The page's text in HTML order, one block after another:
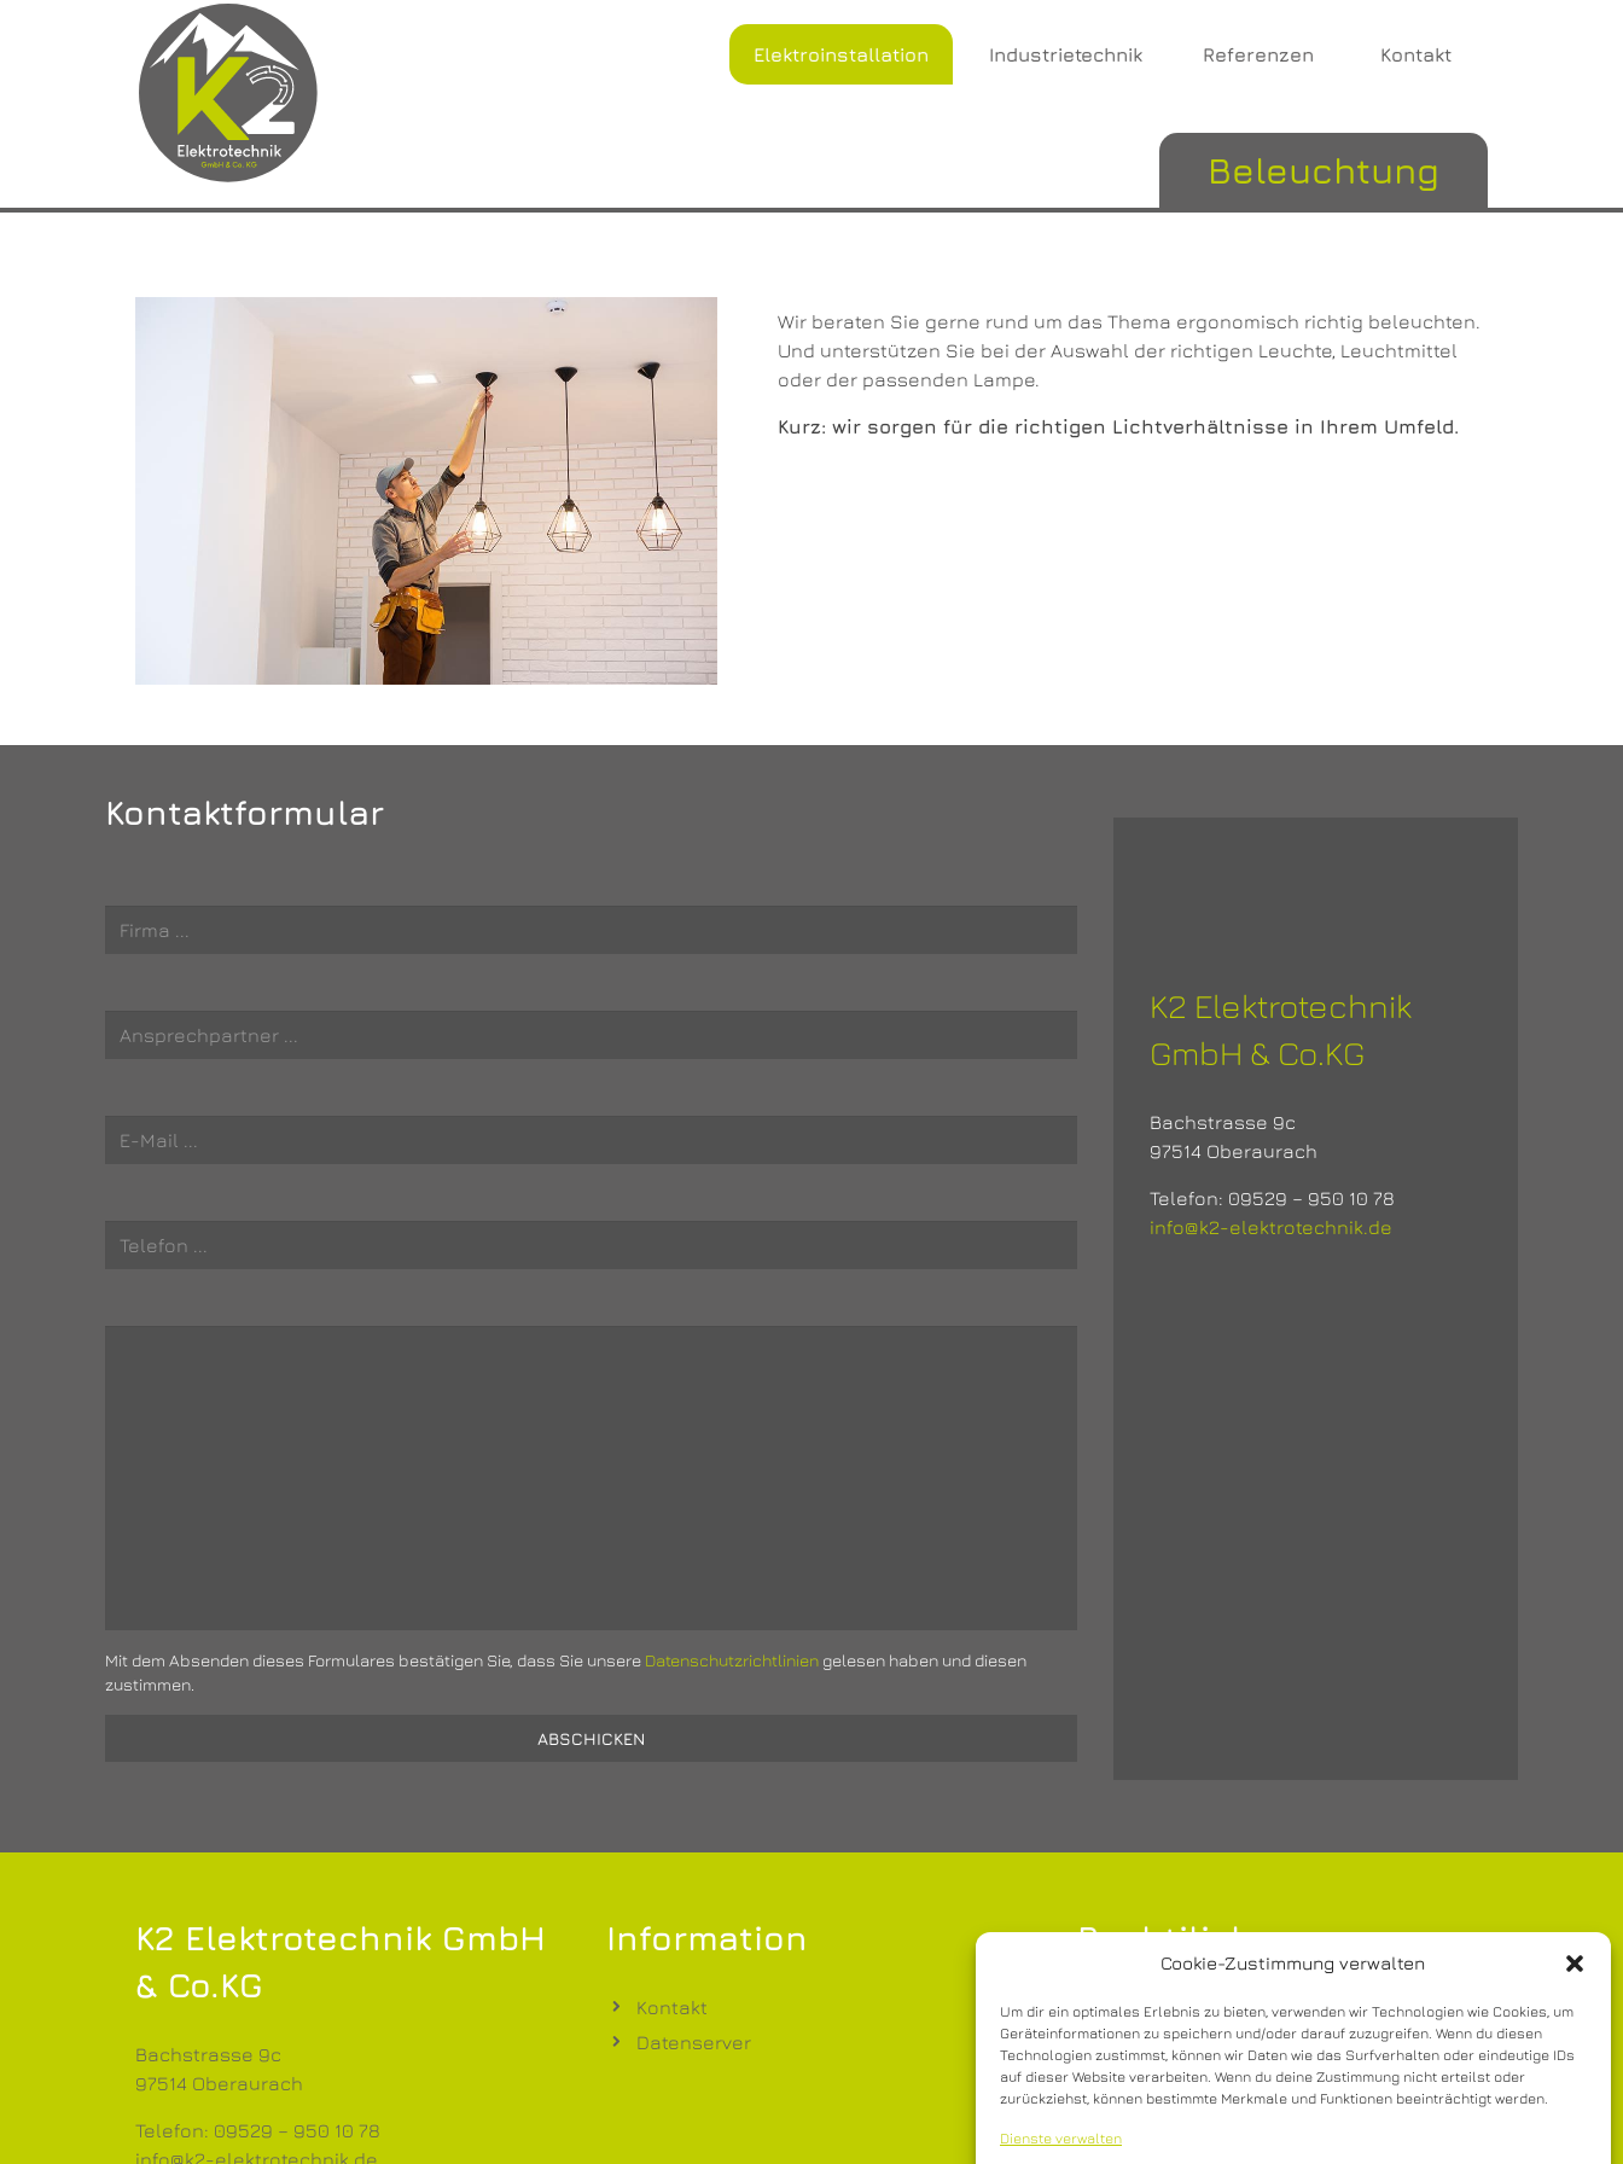
Cookie-Zustimmung verwalten
Um dir ein optimales Erlebnis zu bieten, verwenden wir Technologien wie Cookies, um
Geräteinformationen zu speichern und/oder darauf zuzugreifen. Wenn du diesen
Technologien zustimmst, können wir Daten wie das Surfverhalten oder eindeutige IDs
auf dieser Website verarbeiten. Wenn du deine Zustimmung nicht erteilst oder
zurückziehst, können bestimmte Merkmale und Funktionen beeinträchtigt werden.
Dienste verwalten
Elektroinstallation Industrietechnik Referenzen Kontakt
Beleuchtung
Wir beraten Sie gerne rund um das Thema ergonomisch richtig beleuchten.
Und unterstützen Sie bei der Auswahl der richtigen Leuchte, Leuchtmittel
oder der passenden Lampe.
Kurz: wir sorgen für die richtigen Lichtverhältnisse in Ihrem Umfeld.
Kontaktformular
Mit dem Absenden dieses Formulares bestätigen Sie, dass Sie unsere Datenschutzrichtlinien gelesen haben und diesen
zustimmen.
K2 Elektrotechnik
GmbH & Co.KG
Bachstrasse 9c
97514 Oberaurach
Telefon: 09529 – 950 10 78
info@k2-elektrotechnik.de
K2 Elektrotechnik GmbH
& Co.KG
Bachstrasse 9c
97514 Oberaurach
Telefon: 09529 – 950 10 78
info@k2-elektrotechnik.de
Information
Kontakt
Datenserver
Rechtiliches
Impressum
Haftung
Datenschutz